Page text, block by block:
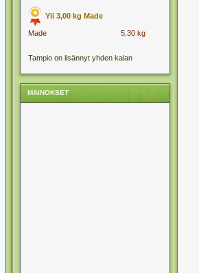
Yli 3,00 kg Made
Made 5,30 kg
Tampio on lisännyt yhden kalan
MAINOKSET